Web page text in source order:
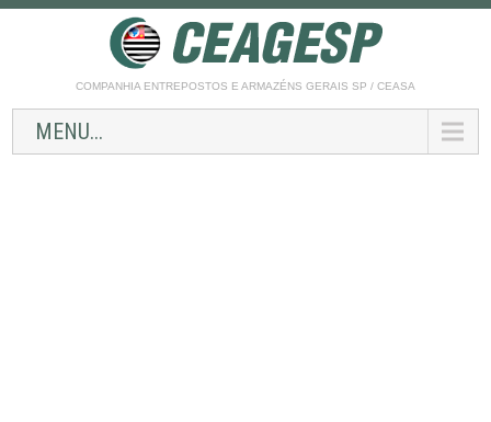
COMPANHIA ENTREPOSTOS E ARMAZÉNS GERAIS SP / CEASA
MENU...